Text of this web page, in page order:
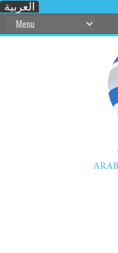
العربية